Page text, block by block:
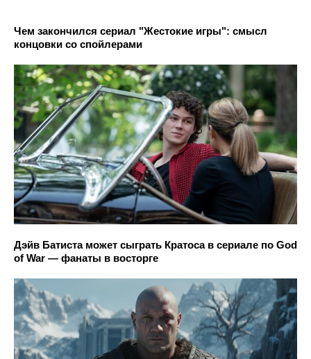
Чем закончился сериал "Жестокие игры": смысл
концовки со спойлерами
Дэйв Батиста может сыграть Кратоса в сериале по God
of War — фанаты в восторге